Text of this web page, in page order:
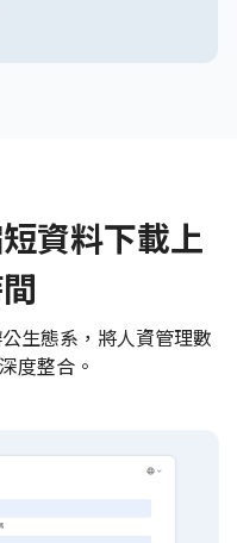
資料下載上
生態系，將人資管理數
度整合。